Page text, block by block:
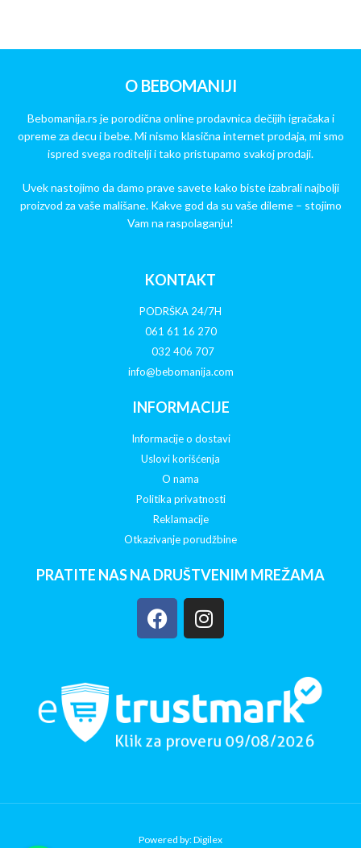
O BEBOMANIJI
Bebomanija.rs je porodična online prodavnica dečijih igračaka i
opreme za decu i bebe. Mi nismo klasična internet prodaja, mi smo
ispred svega roditelji i tako pristupamo svakoj prodaji.
Uvek nastojimo da damo prave savete kako biste izabrali najbolji
proizvod za vaše mališane. Kakve god da su vaše dileme – stojimo
Vam na raspolaganju!
KONTAKT
PODRŠKA 24/7H
061 61 16 270
032 406 707
info@bebomanija.com
INFORMACIJE
Informacije o dostavi
Uslovi korišćenja
O nama
Politika privatnosti
Reklamacije
Otkazivanje porudžbine
PRATITE NAS NA DRUŠTVENIM MREŽAMA
Powered by: Digilex